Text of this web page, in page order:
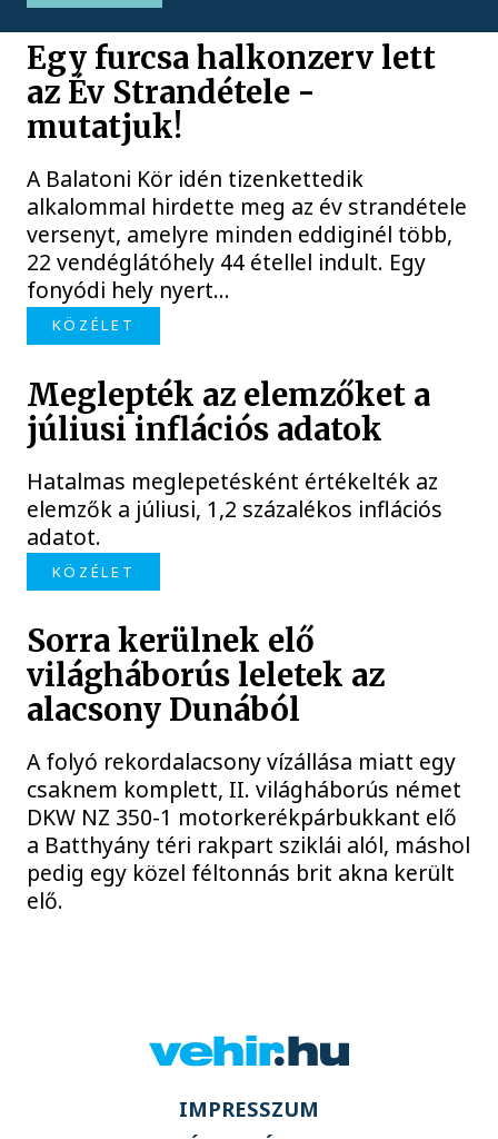
Egy furcsa halkonzerv lett
az Év Strandétele -
mutatjuk!
A Balatoni Kör idén tizenkettedik
alkalommal hirdette meg az év strandétele
versenyt, amelyre minden eddiginél több,
22 vendéglátóhely 44 étellel indult. Egy
fonyódi hely nyert...
KÖZÉLET
Meglepték az elemzőket a
júliusi inflációs adatok
Hatalmas meglepetésként értékelték az
elemzők a júliusi, 1,2 százalékos inflációs
adatot.
KÖZÉLET
Sorra kerülnek elő
világháborús leletek az
alacsony Dunából
A folyó rekordalacsony vízállása miatt egy
csaknem komplett, II. világháborús német
DKW NZ 350-1 motorkerékpárbukkant elő
a Batthyány téri rakpart sziklái alól, máshol
pedig egy közel féltonnás brit akna került
elő.
IMPRESSZUM